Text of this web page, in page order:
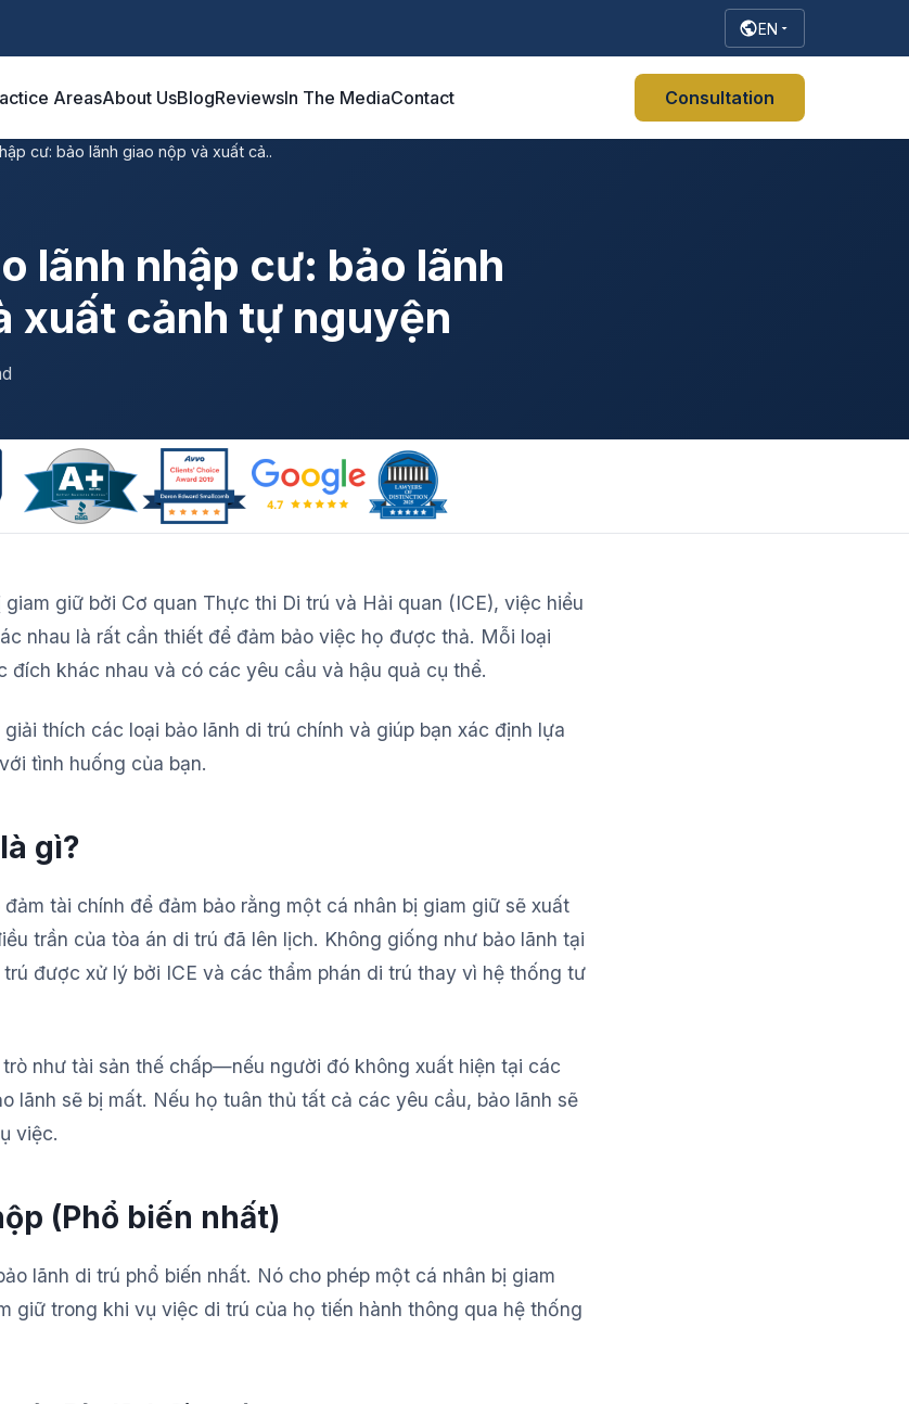
EN
AreasAbout UsBlogReviewsIn The MediaContact Consultation
cư: bảo lãnh giao nộp và xuất cả..
lãnh nhập cư: bảo lãnh
xuất cảnh tự nguyện
giữ bởi Cơ quan Thực thi Di trú và Hải quan (ICE), việc hiểu
nhau là rất cần thiết để đảm bảo việc họ được thả. Mỗi loại
đích khác nhau và có các yêu cầu và hậu quả cụ thể.
thích các loại bảo lãnh di trú chính và giúp bạn xác định lựa
tình huống của bạn.
gì?
tài chính để đảm bảo rằng một cá nhân bị giam giữ sẽ xuất
trần của tòa án di trú đã lên lịch. Không giống như bảo lãnh tại
trú được xử lý bởi ICE và các thẩm phán di trú thay vì hệ thống tư
như tài sản thế chấp—nếu người đó không xuất hiện tại các
lãnh sẽ bị mất. Nếu họ tuân thủ tất cả các yêu cầu, bảo lãnh sẽ
việc.
(Phổ biến nhất)
lãnh di trú phổ biến nhất. Nó cho phép một cá nhân bị giam
giữ trong khi vụ việc di trú của họ tiến hành thông qua hệ thống